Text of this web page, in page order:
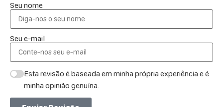
Seu nome
Seu e-mail
Esta revisão é baseada em minha própria experiência e é
minha opinião genuína.